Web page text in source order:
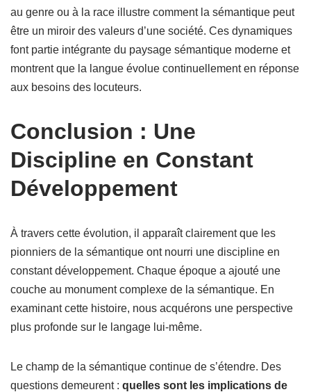
au genre ou à la race illustre comment la sémantique peut
être un miroir des valeurs d’une société. Ces dynamiques
font partie intégrante du paysage sémantique moderne et
montrent que la langue évolue continuellement en réponse
aux besoins des locuteurs.
Conclusion : Une
Discipline en Constant
Développement
À travers cette évolution, il apparaît clairement que les
pionniers de la sémantique ont nourri une discipline en
constant développement. Chaque époque a ajouté une
couche au monument complexe de la sémantique. En
examinant cette histoire, nous acquérons une perspective
plus profonde sur le langage lui-même.
Le champ de la sémantique continue de s’étendre. Des
questions demeurent : quelles sont les implications de